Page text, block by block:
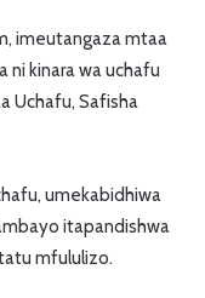
imeutangaza mtaa
ni kinara wa uchafu
Uchafu, Safisha
umekabidhiwa
itapandishwa
mfululizo.